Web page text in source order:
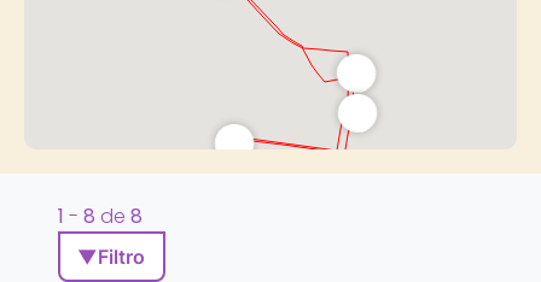
1 - 8 de 8
▼Filtro